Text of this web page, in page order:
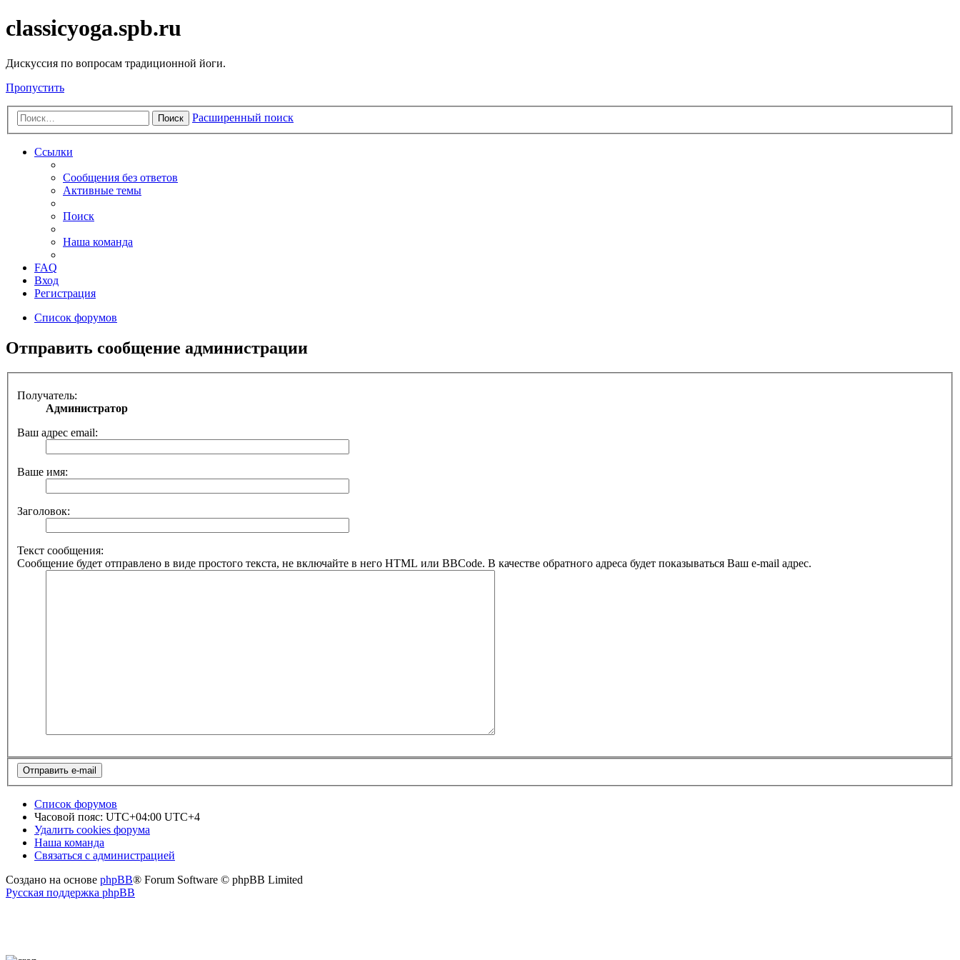
classicyoga.spb.ru
Дискуссия по вопросам традиционной йоги.
Пропустить
Поиск Расширенный поиск
Ссылки
Сообщения без ответов
Активные темы
Поиск
Наша команда
FAQ
Вход
Регистрация
Список форумов
Отправить сообщение администрации
Получатель:
Администратор
Ваш адрес email:
Ваше имя:
Заголовок:
Текст сообщения:
Сообщение будет отправлено в виде простого текста, не включайте в него HTML или BBCode. В качестве обратного адреса будет показываться Ваш e-mail адрес.
Список форумов
Часовой пояс: UTC+04:00 UTC+4
Удалить cookies форума
Наша команда
Связаться с администрацией
Создано на основе phpBB® Forum Software © phpBB Limited
Русская поддержка phpBB